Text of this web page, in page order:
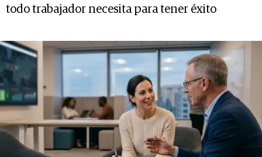
todo trabajador necesita para tener éxito